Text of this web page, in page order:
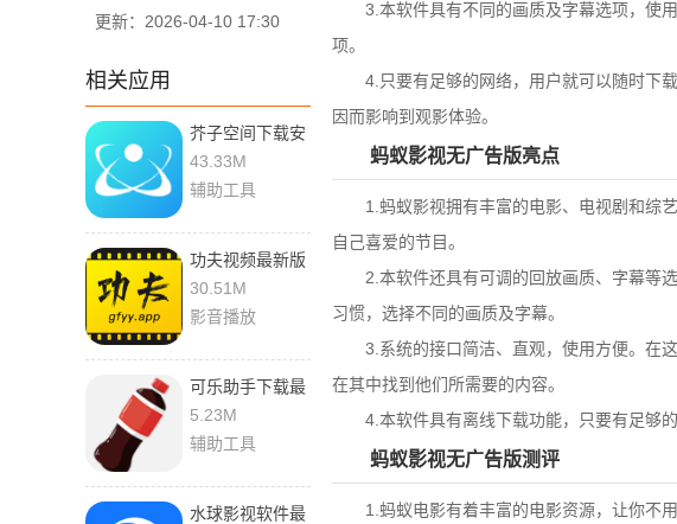
更新：2026-04-10 17:30
相关应用
芥子空间下载安
装软件最新版
43.33M
辅助工具
功夫视频最新版
本
30.51M
影音播放
可乐助手下载最
新版本安装
5.23M
辅助工具
水球影视软件最
3.本软件具有不同的画质及字幕选项，使用
项。
4.只要有足够的网络，用户就可以随时下载
因而影响到观影体验。
蚂蚁影视无广告版亮点
1.蚂蚁影视拥有丰富的电影、电视剧和综艺
自己喜爱的节目。
2.本软件还具有可调的回放画质、字幕等选
习惯，选择不同的画质及字幕。
3.系统的接口简洁、直观，使用方便。在这
在其中找到他们所需要的内容。
4.本软件具有离线下载功能，只要有足够的
蚂蚁影视无广告版测评
1.蚂蚁电影有着丰富的电影资源，让你不用